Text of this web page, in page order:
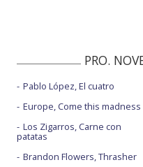
PRO.
Pablo López, El cuatro
Europe, Come this madness
Los Zigarros, Carne con
patatas
Brandon Flowers, Thrasher